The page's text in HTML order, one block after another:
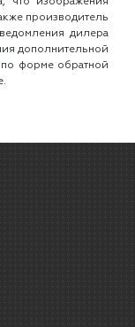
что изображения
производитель
дилера
дополнительной
форме обратной